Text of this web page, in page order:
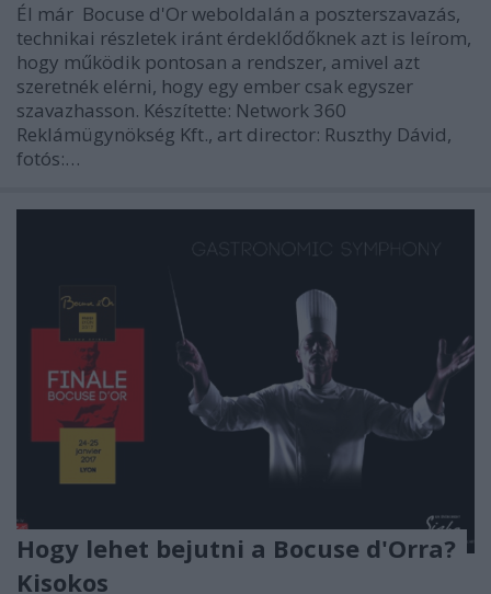
Él már Bocuse d'Or weboldalán a poszterszavazás,
technikai részletek iránt érdeklődőknek azt is leírom,
hogy működik pontosan a rendszer, amivel azt
szeretnék elérni, hogy egy ember csak egyszer
szavazhasson. Készítette: Network 360
Reklámügynökség Kft., art director: Ruszthy Dávid,
fotós:…
Hogy lehet bejutni a Bocuse d'Orra?
Kisokos